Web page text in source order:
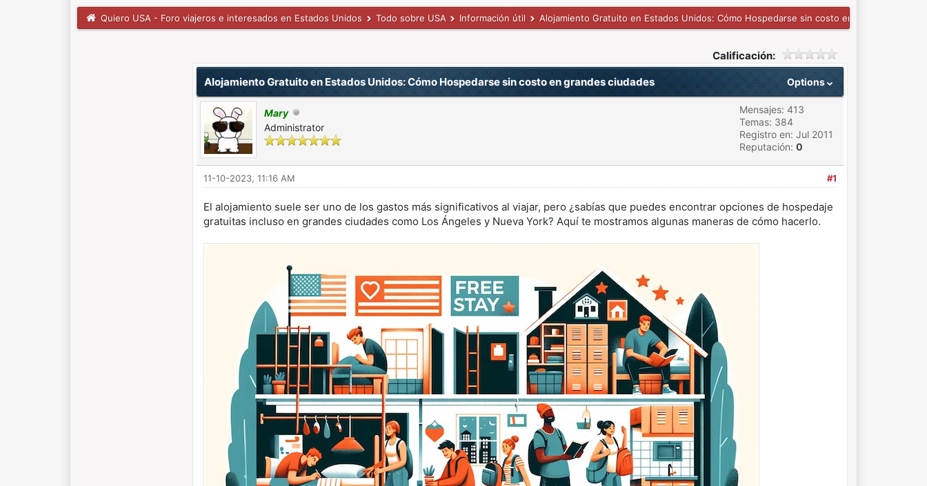
Quiero USA - Foro viajeros e interesados en Estados Unidos Todo sobre USA Información útil Alojamiento Gratuito en Estados Unidos: Cómo Hospedarse sin costo en grandes
Calificación:
Options
Alojamiento Gratuito en Estados Unidos: Cómo Hospedarse sin costo en grandes ciudades
Mary
Administrator
Mensajes: 413
Temas: 384
Registro en: Jul 2011
Reputación: 0
#1
11-10-2023, 11:16 AM
El alojamiento suele ser uno de los gastos más significativos al viajar, pero ¿sabías que puedes encontrar opciones de hospedaje
gratuitas incluso en grandes ciudades como Los Ángeles y Nueva York? Aquí te mostramos algunas maneras de cómo hacerlo.